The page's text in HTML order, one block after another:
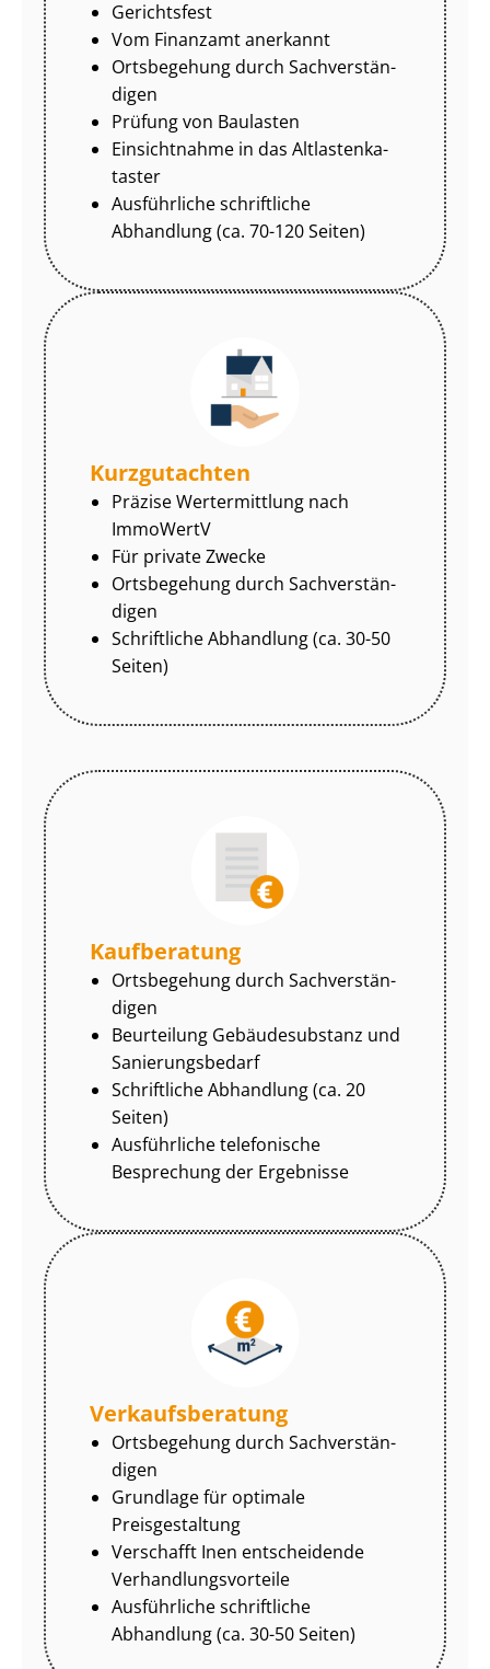
Gerichtsfest
Vom Finanzamt anerkannt
Ortsbegehung durch Sach­ver­stän­
di­gen
Prüfung von Baulasten
Einsichtnahme in das Alt­las­ten­ka­
tas­ter
Ausführliche schriftliche
Abhandlung (ca. 70-120 Seiten)
Kurzgutachten
Präzise Wertermittlung nach
ImmoWertV
Für private Zwecke
Ortsbegehung durch Sach­ver­stän­
di­gen
Schriftliche Abhandlung (ca. 30-50
Seiten)
Kaufberatung
Ortsbegehung durch Sach­ver­stän­
di­gen
Beurteilung Gebäudesubstanz und
Sa­nie­rungs­be­darf
Schriftliche Abhandlung (ca. 20
Seiten)
Ausführliche telefonische
Besprechung der Ergebnisse
Ver­kaufs­be­ra­tung
Ortsbegehung durch Sach­ver­stän­
di­gen
Grundlage für optimale
Preisgestaltung
Verschafft Inen entscheidende
Ver­hand­lungs­vor­tei­le
Ausführliche schriftliche
Abhandlung (ca. 30-50 Seiten)